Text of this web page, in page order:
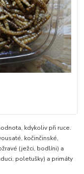
kdykoliv při ruce.
kočinčinské,
(ježci, bodlíni) a
poletušky) a primáty